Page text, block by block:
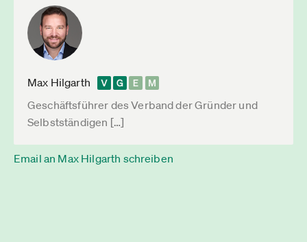
Max Hilgarth
Geschäftsführer des Verband der Gründer und
Selbstständigen […]
Email an Max Hilgarth schreiben